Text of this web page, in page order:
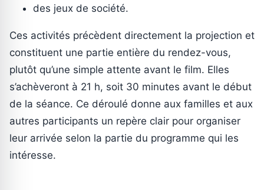
des jeux de société.
Ces activités précèdent directement la projection et
constituent une partie entière du rendez-vous,
plutôt qu’une simple attente avant le film. Elles
s’achèveront à 21 h, soit 30 minutes avant le début
de la séance. Ce déroulé donne aux familles et aux
autres participants un repère clair pour organiser
leur arrivée selon la partie du programme qui les
intéresse.